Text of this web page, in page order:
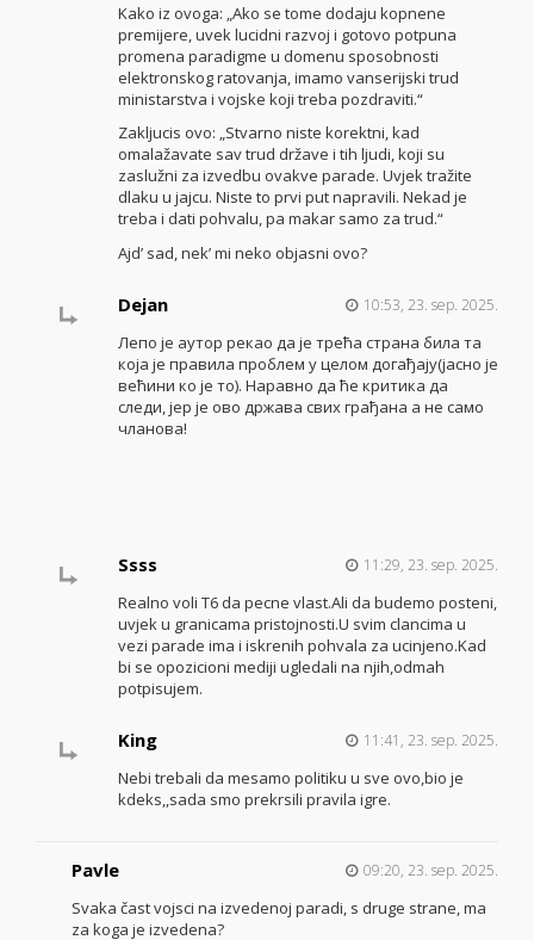
Kako iz ovoga: „Ako se tome dodaju kopnene
premijere, uvek lucidni razvoj i gotovo potpuna
promena paradigme u domenu sposobnosti
elektronskog ratovanja, imamo vanserijski trud
ministarstva i vojske koji treba pozdraviti.“
Zakljucis ovo: „Stvarno niste korektni, kad
omalažavate sav trud države i tih ljudi, koji su
zaslužni za izvedbu ovakve parade. Uvjek tražite
dlaku u jajcu. Niste to prvi put napravili. Nekad je
treba i dati pohvalu, pa makar samo za trud.“
Ajd’ sad, nek’ mi neko objasni ovo?
Dejan 10:53, 23. sep. 2025.
Лепо је аутор рекао да је трећа страна била та
која је правила проблем у целом догађају(јасно је
већини ко је то). Наравно да ће критика да
следи, јер је ово држава свих грађана а не само
чланова!
Ssss 11:29, 23. sep. 2025.
Realno voli T6 da pecne vlast.Ali da budemo posteni,
uvjek u granicama pristojnosti.U svim clancima u
vezi parade ima i iskrenih pohvala za ucinjeno.Kad
bi se opozicioni mediji ugledali na njih,odmah
potpisujem.
King 11:41, 23. sep. 2025.
Nebi trebali da mesamo politiku u sve ovo,bio je
kdeks,,sada smo prekrsili pravila igre.
Pavle 09:20, 23. sep. 2025.
Svaka čast vojsci na izvedenoj paradi, s druge strane, ma
za koga je izvedena?